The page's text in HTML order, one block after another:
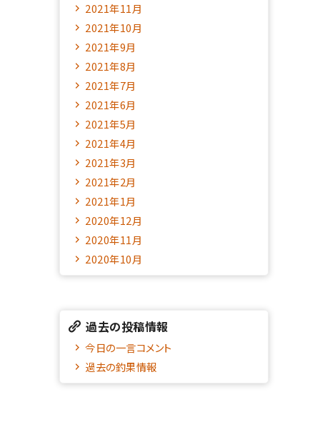
2021年11月
2021年10月
2021年9月
2021年8月
2021年7月
2021年6月
2021年5月
2021年4月
2021年3月
2021年2月
2021年1月
2020年12月
2020年11月
2020年10月
過去の投稿情報
今日の一言コメント
過去の釣果情報